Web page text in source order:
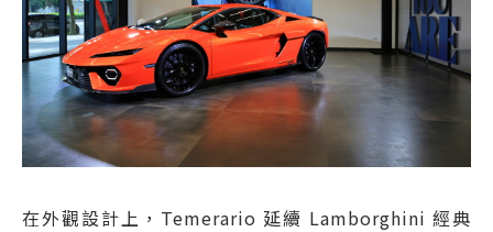
在外觀設計上，Temerario 延續 Lamborghini 經典